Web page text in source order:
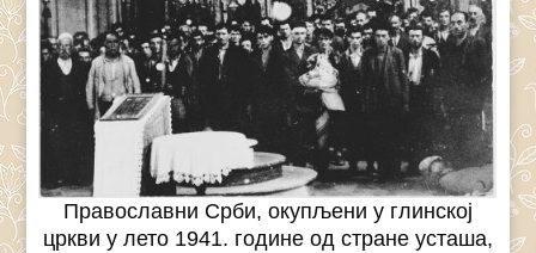
Православни Срби, окупљени у глинској
цркви у лето 1941. године од стране усташа,